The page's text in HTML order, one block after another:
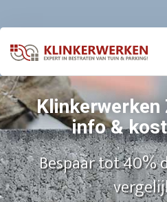
Klinkerwerken
info &
Bespaar tot 40%